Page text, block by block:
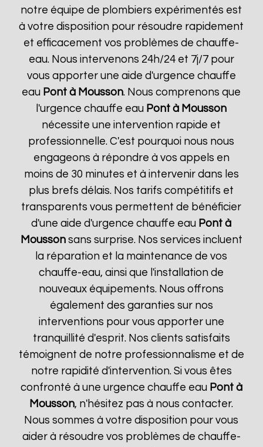
notre équipe de plombiers expérimentés est
à votre disposition pour résoudre rapidement
et efficacement vos problèmes de chauffe-
eau. Nous intervenons 24h/24 et 7j/7 pour
vous apporter une aide d'urgence chauffe
eau Pont à Mousson. Nous comprenons que
l'urgence chauffe eau Pont à Mousson
nécessite une intervention rapide et
professionnelle. C'est pourquoi nous nous
engageons à répondre à vos appels en
moins de 30 minutes et à intervenir dans les
plus brefs délais. Nos tarifs compétitifs et
transparents vous permettent de bénéficier
d'une aide d'urgence chauffe eau Pont à
Moussonsans surprise. Nos services incluent
la réparation et la maintenance de vos
chauffe-eau, ainsi que l'installation de
nouveaux équipements. Nous offrons
également des garanties sur nos
interventions pour vous apporter une
tranquillité d'esprit. Nos clients satisfaits
témoignent de notre professionnalisme et de
notre rapidité d'intervention. Si vous êtes
confronté à une urgence chauffe eau Pont à
Mousson, n'hésitez pas à nous contacter.
Nous sommes à votre disposition pour vous
aider à résoudre vos problèmes de chauffe-